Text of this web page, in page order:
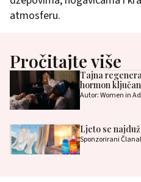
atmosferu.
Pročitajte više
Tajna
hormon
Autor: Women in
Ljeto se
Sponzorirani